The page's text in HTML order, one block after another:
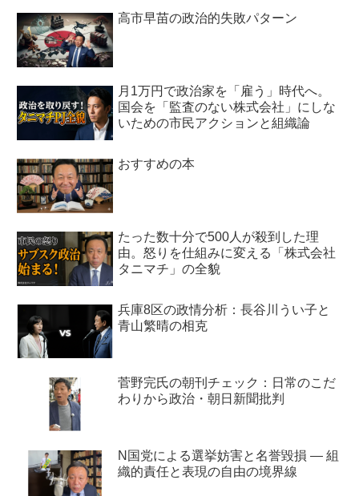
高市早苗の政治的失敗パターン
月1万円で政治家を「雇う」時代へ。
国会を「監査のない株式会社」にしな
いための市民アクションと組織論
おすすめの本
たった数十分で500人が殺到した理
由。怒りを仕組みに変える「株式会社
タニマチ」の全貌
兵庫8区の政情分析：長谷川うい子と
青山繁晴の相克
菅野完氏の朝刊チェック：日常のこだ
わりから政治・朝日新聞批判
N国党による選挙妨害と名誉毀損 ― 組
織的責任と表現の自由の境界線